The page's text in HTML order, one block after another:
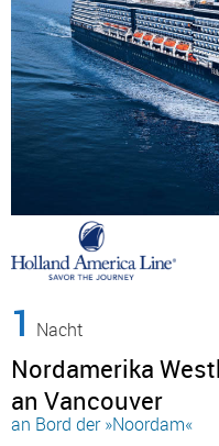
1 Nacht
Nordamerika
an Vancouver
an Bord der »Noordam«